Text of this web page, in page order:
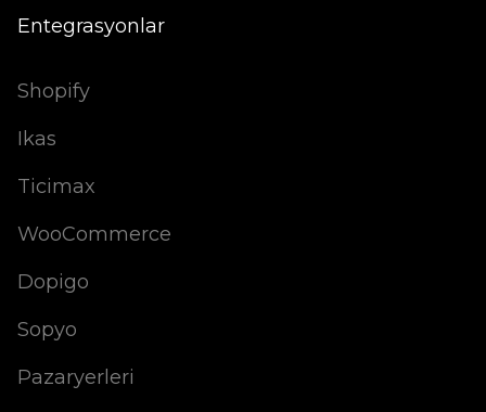
Entegrasyonlar
Shopify
Ikas
Ticimax
WooCommerce
Dopigo
Sopyo
Pazaryerleri